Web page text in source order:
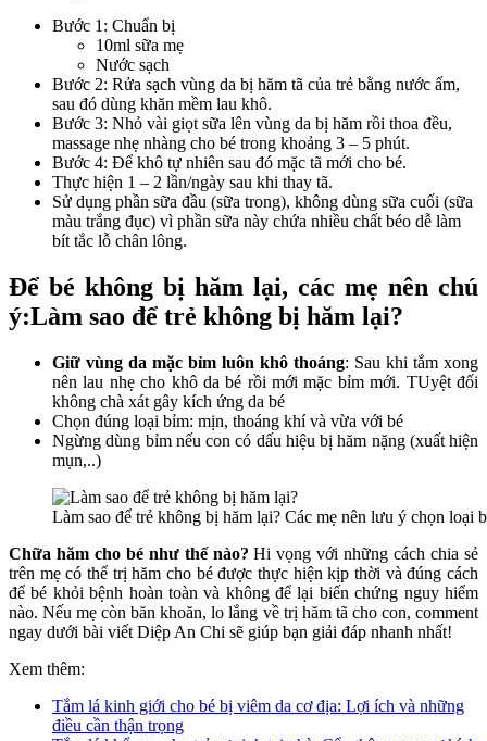
Bước 1: Chuẩn bị
10ml sữa mẹ
Nước sạch
Bước 2: Rửa sạch vùng da bị hăm tã của trẻ bằng nước ấm,
sau đó dùng khăn mềm lau khô.
Bước 3: Nhỏ vài giọt sữa lên vùng da bị hăm rồi thoa đều,
massage nhẹ nhàng cho bé trong khoảng 3 – 5 phút.
Bước 4: Để khô tự nhiên sau đó mặc tã mới cho bé.
Thực hiện 1 – 2 lần/ngày sau khi thay tã.
Sử dụng phần sữa đầu (sữa trong), không dùng sữa cuối (sữa
màu trắng đục) vì phần sữa này chứa nhiều chất béo dễ làm
bít tắc lỗ chân lông.
Để bé không bị hăm lại, các mẹ nên chú
ý:Làm sao để trẻ không bị hăm lại?
Giữ vùng da mặc bỉm luôn khô thoáng: Sau khi tắm xong
nên lau nhẹ cho khô da bé rồi mới mặc bỉm mới. TUyệt đối
không chà xát gây kích ứng da bé
Chọn đúng loại bỉm: mịn, thoáng khí và vừa với bé
Ngừng dùng bỉm nếu con có dấu hiệu bị hăm nặng (xuất hiện
mụn,..)
Làm sao để trẻ không bị hăm lại? Các mẹ nên lưu ý chọn loại
Chữa hăm cho bé như thế nào? Hi vọng với những cách chia sẻ
trên mẹ có thể trị hăm cho bé được thực hiện kịp thời và đúng cách
để bé khỏi bệnh hoàn toàn và không để lại biến chứng nguy hiểm
nào. Nếu mẹ còn băn khoăn, lo lắng về trị hăm tã cho con, comment
ngay dưới bài viết Diệp An Chi sẽ giúp bạn giải đáp nhanh nhất!
Xem thêm:
Tắm lá kinh giới cho bé bị viêm da cơ địa: Lợi ích và những
điều cần thận trọng